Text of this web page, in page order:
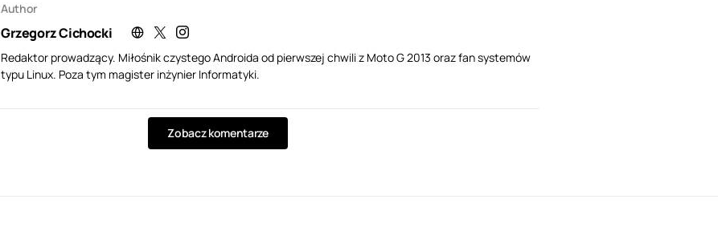
Author
Grzegorz Cichocki
Redaktor prowadzący. Miłośnik czystego Androida od pierwszej chwili z Moto G 2013 oraz fan systemów
typu Linux. Poza tym magister inżynier Informatyki.
Zobacz komentarze